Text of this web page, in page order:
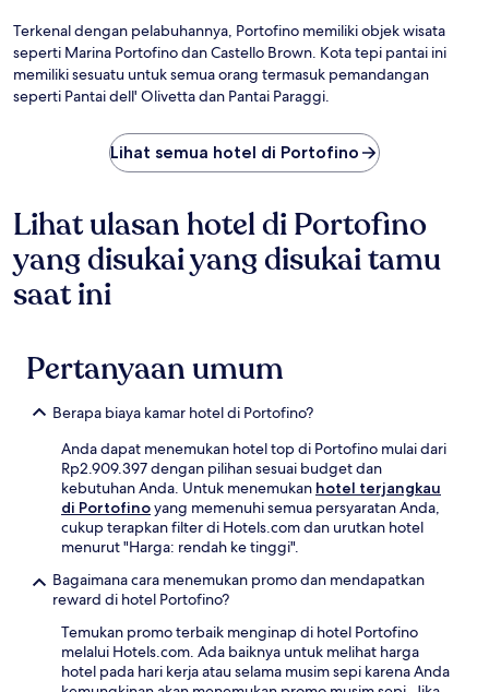
Terkenal dengan pelabuhannya, Portofino memiliki objek wisata
seperti Marina Portofino dan Castello Brown. Kota tepi pantai ini
memiliki sesuatu untuk semua orang termasuk pemandangan
seperti Pantai dell' Olivetta dan Pantai Paraggi.
Lihat semua hotel di Portofino
Lihat ulasan hotel di Portofino
yang disukai yang disukai tamu
saat ini
Pertanyaan umum
Berapa biaya kamar hotel di Portofino?
Anda dapat menemukan hotel top di Portofino mulai dari
Rp2.909.397 dengan pilihan sesuai budget dan
kebutuhan Anda. Untuk menemukan hotel terjangkau
di Portofinoyang memenuhi semua persyaratan Anda,
cukup terapkan filter di Hotels.com dan urutkan hotel
menurut "Harga: rendah ke tinggi".
Bagaimana cara menemukan promo dan mendapatkan
reward di hotel Portofino?
Temukan promo terbaik menginap di hotel Portofino
melalui Hotels.com. Ada baiknya untuk melihat harga
hotel pada hari kerja atau selama musim sepi karena Anda